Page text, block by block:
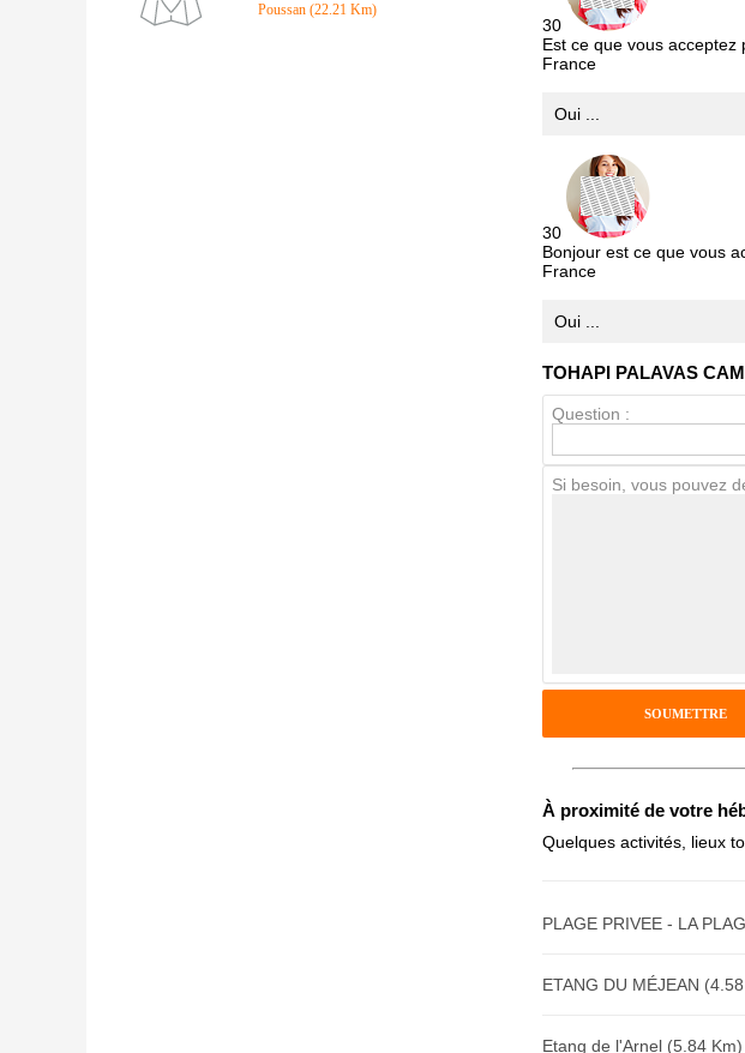
Poussan (22.21 Km)
Antispam - Combien font
Avis sur l'établissement :
30
Est ce que vous
France
Oui ...
30
Bonjour est ce que vous
France
Oui ...
TOHAPI PALAVAS
Question :
Si besoin, vous pouvez
À proximité de votre
Quelques activités, lieux
PLAGE PRIVEE - LA
ETANG DU MÉJEAN
Etang de l'Arnel (5.84 Km)